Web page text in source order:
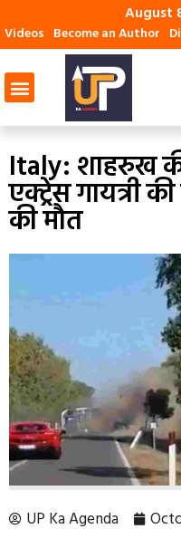
August
Videos Become an Author
Italy: शाहरुख
एक्ट्रेस गायत्री
की मौत
UP Ka Agenda